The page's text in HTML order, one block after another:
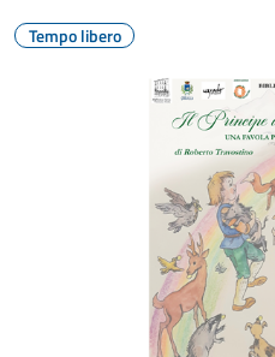
Tempo libero